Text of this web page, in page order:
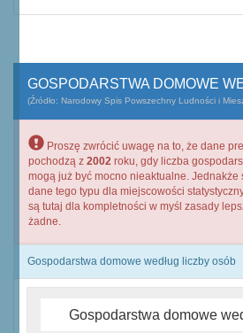
GOSPODARSTWA DOMOWE
(Źródło: Narodowy Spis Powszechny Ludności i
Proszę zwrócić uwagę na to, że dane
pochodzą z 2002 roku, gdy liczba
mogą już być mocno nieaktualne. Jednakże
dane tego typu dla miejscowości
są tutaj dla kompletności w myśl zasady
żadne.
Gospodarstwa domowe według liczby osób
Gospodarstwa domowe